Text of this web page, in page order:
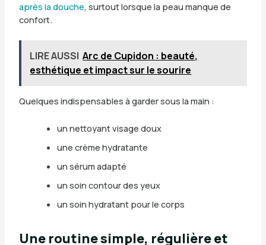
après la douche, surtout lorsque la peau manque de
confort.
LIRE AUSSI Arc de Cupidon : beauté,
esthétique et impact sur le sourire
Quelques indispensables à garder sous la main :
un nettoyant visage doux
une crème hydratante
un sérum adapté
un soin contour des yeux
un soin hydratant pour le corps
Une routine simple, régulière et